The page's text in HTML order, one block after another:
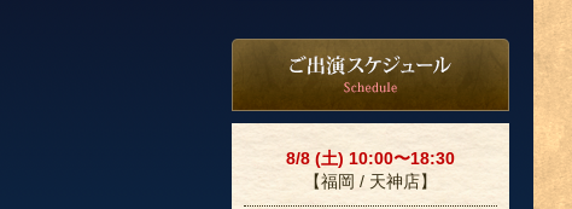
8/8 (土) 10:00〜18:30
【福岡 / 天神店】